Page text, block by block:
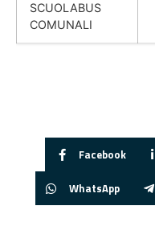
SCUOLABUS
COMUNALI
Facebook
WhatsApp